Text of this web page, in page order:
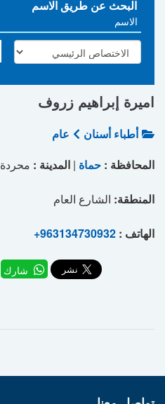
البحث عن طريق الاسم
اميرة إبراهيم زروف
أطباء أسنان
عام
المحافظة : حماة | المدينة : محردة
المنطقة: الشارع العام
الهاتف : +963134730932
شارك